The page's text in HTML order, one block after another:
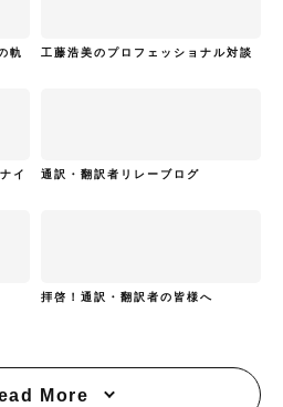
軌
工藤浩美のプロフェッショナル対談
イ
通訳・翻訳者リレーブログ
拝啓！通訳・翻訳者の皆様へ
More